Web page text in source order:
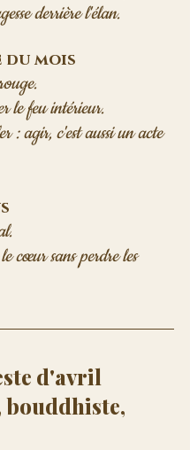
derrière l'élan.
du mois
le feu intérieur.
: agir, c'est aussi un acte
cœur sans perdre les
d'avril
bouddhiste,